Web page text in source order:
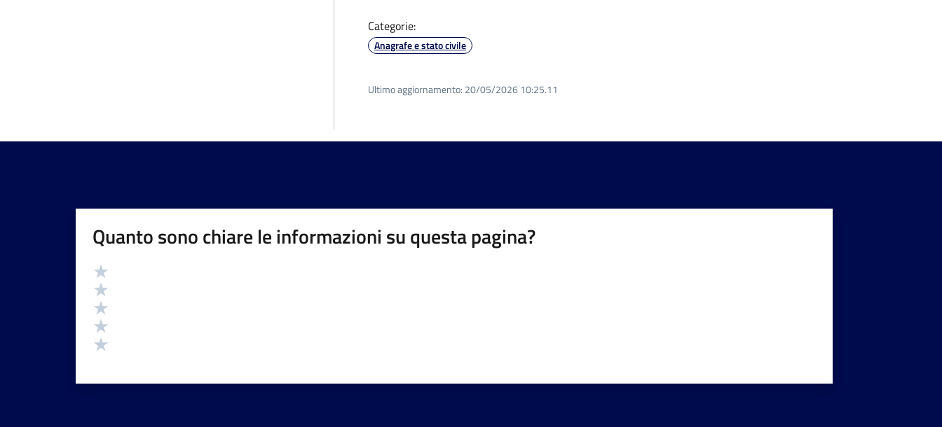
Categorie:
Anagrafe e stato civile
Ultimo aggiornamento: 20/05/2026 10:25.11
Quanto sono chiare le informazioni su questa pagina?
Valutazione